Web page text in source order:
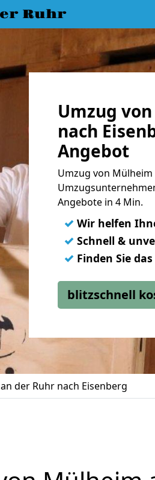
Ruhr
Umzug
nach
Angebot
Umzug von Mülheim
Angebote in 4 Min.
✓ Wir helfen
✓ Schnell &
✓ Finden Sie
blitzschnell
der Ruhr nach Eisenberg